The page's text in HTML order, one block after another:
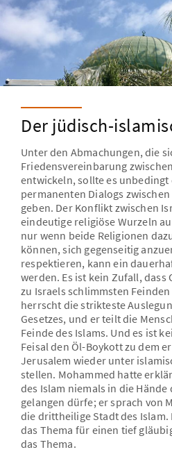
Biographie
Lebenswerk
Überblick über sein Werk
Dialog mit Deutschland
Ausgewählte Essays
O-Töne - Leo Trepp erinnert
Über Uns
Unsere Aufgabe
Unser Namensgeber
Unsere praktische Arbeit
Die Stiftungsgremien und ihre
Kooperationspartner
Jüdische Vielfalt
Der jüdisch-
Unter den Abmachungen, die
Friedensvereinbarung
entwickeln, sollte es unbedingt
permanenten Dialogs
geben. Der Konflikt zwischen
eindeutige religiöse Wurzeln
nur wenn beide Religionen
können, sich gegenseitig
respektieren, kann ein
werden. Es ist kein Zufall, dass
zu Israels schlimmsten
herrscht die strikteste
Gesetzes, und er teilt die
Feinde des Islams. Und es ist
Feisal den Öl-Boykott zu dem
Jerusalem wieder unter
stellen. Mohammed hatte
des Islam niemals in die Hände
gelangen dürfe; er sprach von
die drittheilige Stadt des
das Thema für einen tief
das Thema.